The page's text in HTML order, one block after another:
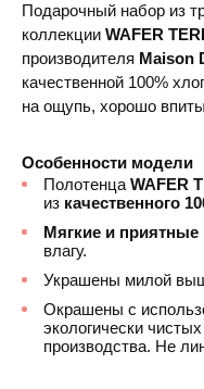
Подарочный набор из
коллекции WAFER
производителя Maison
качественной 100%
на ощупь, хорошо
Особенности модели
Полотенца WAFER
из качественного
Мягкие и
влагу.
Украшены милой
Окрашены с
экологически
производства. Не